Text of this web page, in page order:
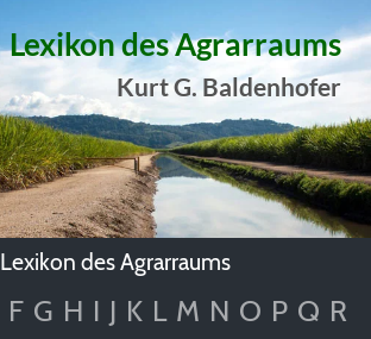
Lexikon des Agrarraums
Kurt G. Baldenhofer
Lexikon des Agrarraums
F G H I J K L M N O P Q R